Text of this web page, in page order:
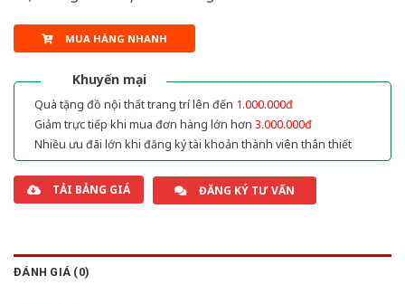
MUA HÀNG NHANH
Khuyến mại
Quà tặng đồ nội thất trang trí lên đến 1.000.000đ
Giảm trực tiếp khi mua đơn hàng lớn hơn 3.000.000đ
Nhiều ưu đãi lớn khi đăng ký tài khoản thành viên thân thiết
TẢI BẢNG GIÁ ĐĂNG KÝ TƯ VẤN
ĐÁNH GIÁ (0)